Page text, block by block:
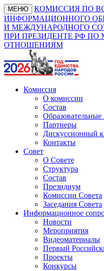
МЕНЮ
КОМИССИЯ ПО
ИНФОРМАЦИОННОГО
И МЕЖДУНАРОДНОГО
ПРИ ПРЕЗИДЕНТЕ РФ
ОТНОШЕНИЯМ
Комиссия
О комиссии
Состав
Партнеры
Дискуссионный
Контакты
Совет
О Совете
Структура
Состав
Президиум
Комиссии Совета
Заседания Совета
Информационное
Новости
Мероприятия
Видеоматериалы
Первый
Проекты
Конкурсы